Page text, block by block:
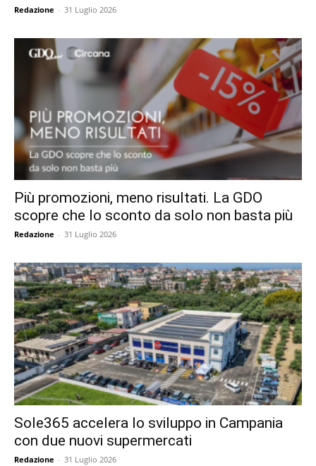
Redazione - 31 Luglio 2026
Più promozioni, meno risultati. La GDO
scopre che lo sconto da solo non basta più
Redazione - 31 Luglio 2026
Sole365 accelera lo sviluppo in Campania
con due nuovi supermercati
Redazione - 31 Luglio 2026